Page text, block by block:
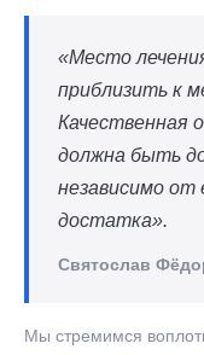
«Место
приблизить к
Качественная
должна быть
независимо
достатка».
Святослав
Мы стремимся